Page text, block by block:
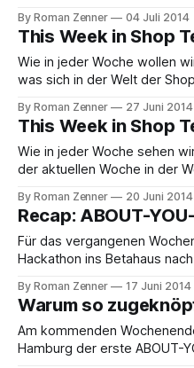
derzeit ein neues Firmengebäude: Auf
Quadratmeter großen
Neubau im ersten Schritt
By Roman Zenner 04 Juli 2014
This Week in Shop
Wie in jeder Woche wollen
was sich in der Welt der Shop-
werden: eBay stellt den
einem Bericht auf Recode
Go never
By Roman Zenner 27 Juni 2014
This Week in Shop
Wie in jeder Woche sehen
der aktuellen Woche in der
neuen Community Manager
TWiSt #10), betrifft das
offizielle Magento-Forum.
By Roman Zenner 20 Juni 2014
Recap: ABOUT-
Für das vergangenen
Hackathon ins Betahaus
sprechen und die Technik
den Norden aufgemacht,
Teilnehmern an der Veranstaltung
begrüßte einer der
By Roman Zenner 17 Juni 2014
Warum so
Am kommenden
Hamburg der erste ABOUT-